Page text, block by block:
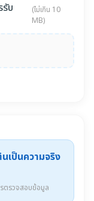
บ
(ไม่เกิน 10
MB)
เป็นความจริง
รตรวจสอบข้อมูล